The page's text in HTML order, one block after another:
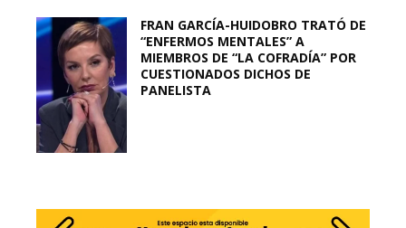
FRAN GARCÍA-HUIDOBRO TRATÓ DE
“ENFERMOS MENTALES” A
MIEMBROS DE “LA COFRADÍA” POR
CUESTIONADOS DICHOS DE
PANELISTA